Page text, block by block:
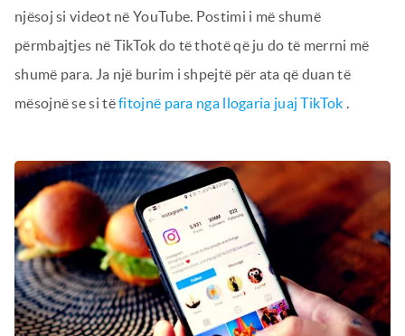
njësoj si videot në YouTube. Postimi i më shumë
përmbajtjes në TikTok do të thotë që ju do të merrni më
shumë para. Ja një burim i shpejtë për ata që duan të
mësojnë se si tëfitojnë para nga llogaria juaj TikTok .